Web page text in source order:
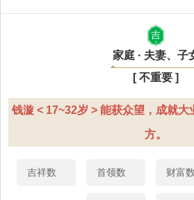
吉
家庭 · 夫妻、子
[ 不重要 ]
钱漩 < 17~32岁 > 能获众望，成就大
方。
吉祥数 首领数 财富数